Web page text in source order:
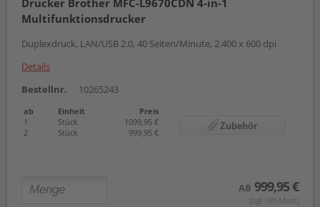
Drucker Brother MFC-L9670CDN 4-in-1
Multifunktionsdrucker
Duplexdruck, LAN/USB 2.0, 40 Seiten/Minute, 2.400 x 600 dpi
Details
Bestellnr.
10265243
ab Einheit
Preis
1
Stück
1099,95 €
2
Stück 999,95 €
Zubehör
AB 999,95 €
(zzgl. 19% Mwst.)